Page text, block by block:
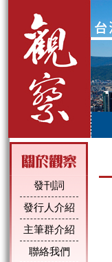
發刊詞
發行人介紹
主筆群介紹
聯絡我們